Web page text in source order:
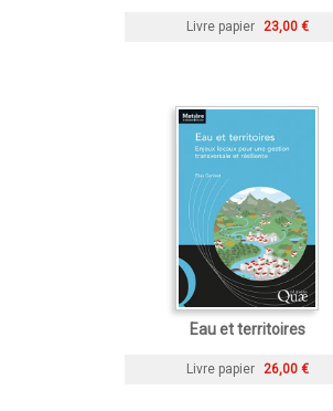
Livre papier 23,00 €
Eau et territoires
Livre papier 26,00 €